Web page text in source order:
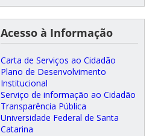
Acesso à Informação
Carta de Serviços ao Cidadão
Plano de Desenvolvimento
Institucional
Serviço de informação ao Cidadão
Transparência Pública
Universidade Federal de Santa
Catarina